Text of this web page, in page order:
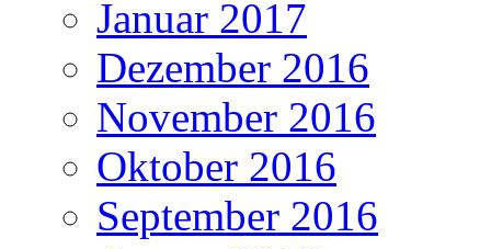
Januar 2017
Dezember 2016
November 2016
Oktober 2016
September 2016